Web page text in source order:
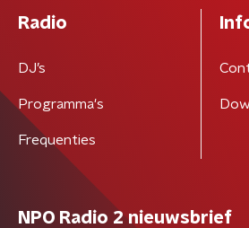
Radio
DJ’s
Programma's
Frequenties
NPO Radio 2 nieuwsbrief